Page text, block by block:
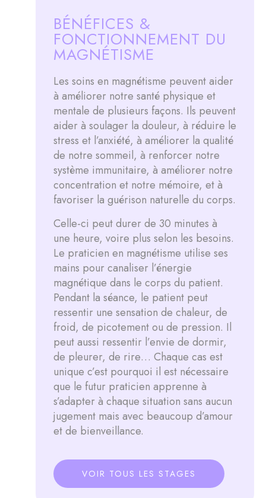
BÉNÉFICES &
FONCTIONNEMENT DU
MAGNÉTISME
Les soins en magnétisme peuvent aider
à améliorer notre santé physique et
mentale de plusieurs façons. Ils peuvent
aider à soulager la douleur, à réduire le
stress et l’anxiété, à améliorer la qualité
de notre sommeil, à renforcer notre
système immunitaire, à améliorer notre
concentration et notre mémoire, et à
favoriser la guérison naturelle du corps.
Celle-ci peut durer de 30 minutes à
une heure, voire plus selon les besoins.
Le praticien en magnétisme utilise ses
mains pour canaliser l’énergie
magnétique dans le corps du patient.
Pendant la séance, le patient peut
ressentir une sensation de chaleur, de
froid, de picotement ou de pression. Il
peut aussi ressentir l’envie de dormir,
de pleurer, de rire… Chaque cas est
unique c’est pourquoi il est nécessaire
que le futur praticien apprenne à
s’adapter à chaque situation sans aucun
jugement mais avec beaucoup d’amour
et de bienveillance.
VOIR TOUS LES STAGES